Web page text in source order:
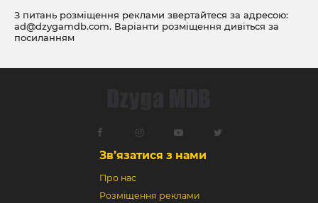
З питань розміщення реклами звертайтеся за адресою:
ad@dzygamdb.com. Варіанти розміщення дивіться за
посиланням
Зв’язатися з нами
Про нас
Розміщення реклами